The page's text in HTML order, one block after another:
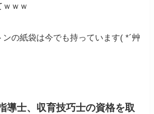
ｗｗｗ
の紙袋は今でも持っています( *´艸
導士、収育技巧士の資格を取